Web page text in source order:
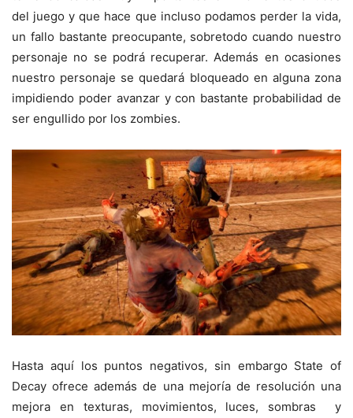
del juego y que hace que incluso podamos perder la vida,
un fallo bastante preocupante, sobretodo cuando nuestro
personaje no se podrá recuperar. Además en ocasiones
nuestro personaje se quedará bloqueado en alguna zona
impidiendo poder avanzar y con bastante probabilidad de
ser engullido por los zombies.
Hasta aquí los puntos negativos, sin embargo State of
Decay ofrece además de una mejoría de resolución una
mejora en texturas, movimientos, luces, sombras y